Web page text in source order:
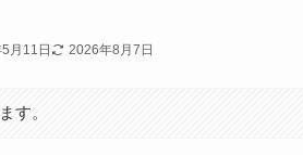
月11日 2026年8月7日
す。